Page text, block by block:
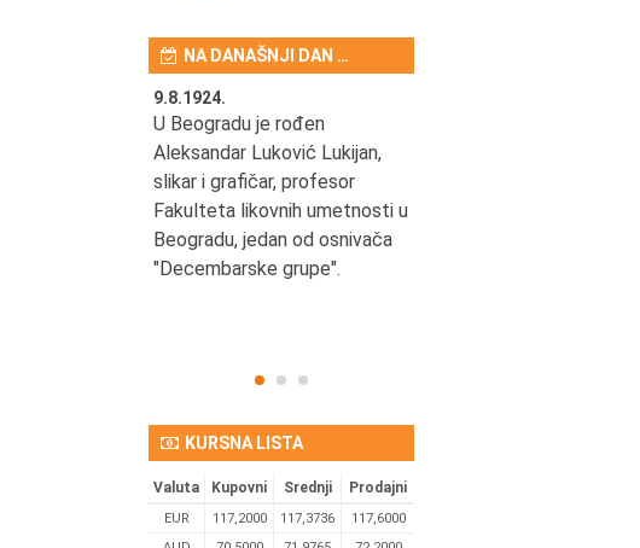
NA DANAŠNJI DAN …
9.8.1924.
U Beogradu je rođen
Aleksandar Luković Lukijan,
slikar i grafičar, profesor
Fakulteta likovnih umetnosti u
Beogradu, jedan od osnivača
"Decembarske grupe".
KURSNA LISTA
Valuta Kupovni Srednji Prodajni
EUR 117,2000 117,3736
117,6000